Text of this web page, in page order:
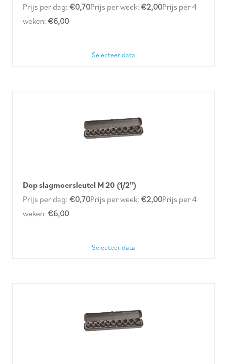
Prijs per dag: €0,70Prijs per week: €2,00Prijs per 4
weken: €6,00
Selecteer data
Dop slagmoersleutel M 20 (1/2")
Prijs per dag: €0,70Prijs per week: €2,00Prijs per 4
weken: €6,00
Selecteer data